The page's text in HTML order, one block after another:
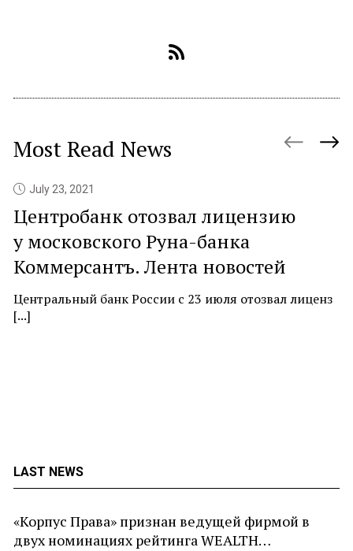
LAST NEWS
«Корпус Права» признан ведущей фирмой в
двух номинациях рейтинга WEALTH…
Most Read News
July 23, 2021
Центробанк отозвал лицензию
у московского Руна-банка
Коммерсантъ. Лента новостей
Центральный банк России с 23 июля отозвал лиценз
[...]